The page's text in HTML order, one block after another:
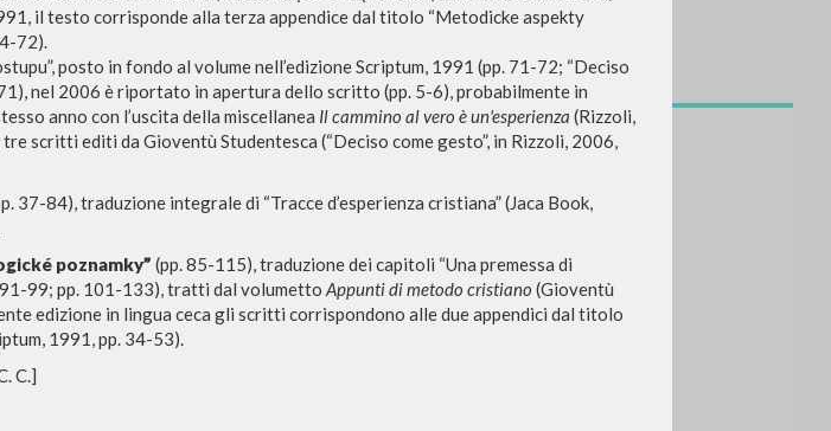
il testo corrisponde alla terza appendice dal titolo “Metodicke aspekty
72).
posto in fondo al volume nell’edizione Scriptum, 1991 (pp. 71-72; “Deciso
nel 2006 è riportato in apertura dello scritto (pp. 5-6), probabilmente in
anno con l’uscita della miscellanea Il cammino al vero è un'esperienza (Rizzoli,
scritti editi da Gioventù Studentesca (“Deciso come gesto”, in Rizzoli, 2006,
37-84), traduzione integrale di “Tracce d’esperienza cristiana” (Jaca Book,
poznamky” (pp. 85-115), traduzione dei capitoli “Una premessa di
91-99; pp. 101-133), tratti dal volumetto Appunti di metodo cristiano (Gioventù
edizione in lingua ceca gli scritti corrispondono alle due appendici dal titolo
1991, pp. 34-53).
C.]
Exact phrase SEARCH
Use the ADVANCED SEARCH »
FOUND
by type
YEAR RECENT ACTIVITIES